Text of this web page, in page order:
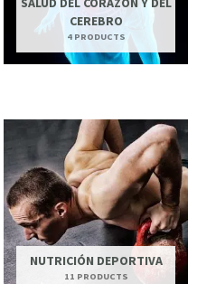
CEREBRO
4 PRODUCTS
NUTRICIÓN DEPORTIVA
11 PRODUCTS